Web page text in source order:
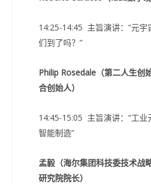
14:25-14:45 主旨演讲：“元宇
们到了吗？”
Philip Rosedale（第二人生创
合创始人）
14:45-15:05 主旨演讲：“工
智能制造”
孟毅（海尔集团科技委技术战
研究院院长）